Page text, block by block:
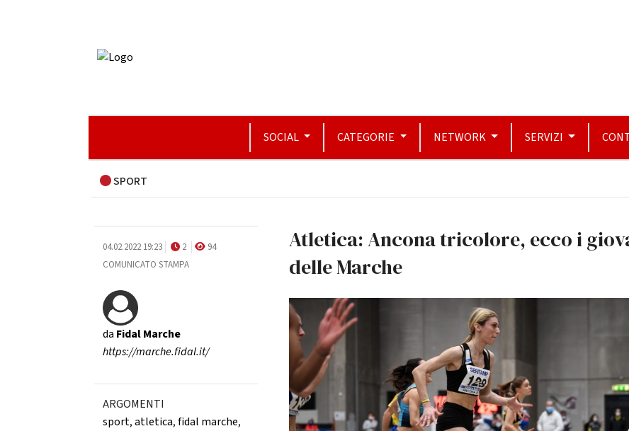
SOCIAL CATEGORIE NETWORK SERVIZI
SPORT
04.02.2022 19:23 2
94
COMUNICATO STAMPA
da Fidal Marche
https://marche.fidal.it/
ARGOMENTI
sport,atletica,fidal marche,
Atletica: Ancona tricolore, ecco i
delle Marche